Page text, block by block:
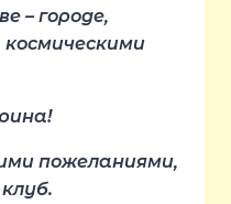
– городе,
пожеланиями,